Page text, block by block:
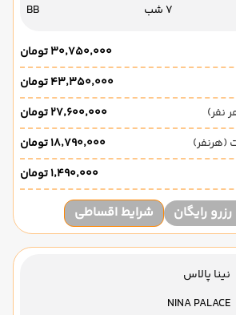
7 شب BB
۳۰٬۷۵۰٬۰۰۰ تومان
۴۳٬۳۵۰٬۰۰۰ تومان
نفر)
۲۷٬۶۰۰٬۰۰۰ تومان
(هرنفر)
۱۸٬۷۹۰٬۰۰۰ تومان
۱٬۴۹۰٬۰۰۰ تومان
رایگان شرایط اقساطی
نینا پالاس
NINA PALACE